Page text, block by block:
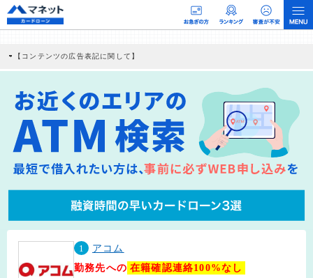
【コンテンツの広告表記に関して】
社に対して企業から紹介報酬が支払われるという収益モデルです。 ただし、特定の
商品を根拠なくPRするものではなく、当編集部の調査／ユーザーへの口コミ収集な
どに基づき、公平性を担保した情報提供を行っています。
>提携企業一覧
1
アコム
勤務先への 在籍確認連絡100%なし